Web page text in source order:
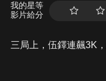
我的星等
影片給分
三局上，伍鐸連飆3K